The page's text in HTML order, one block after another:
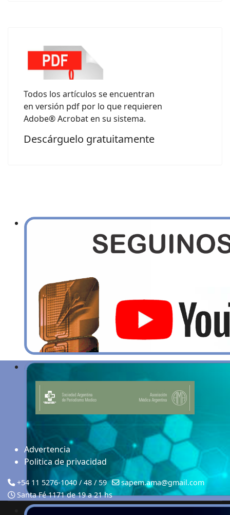
Todos los artículos se encuentran
en versión pdf por lo que requieren
Adobe® Acrobat en su sistema.
Descárguelo gratuitamente
Advertencia
Politica de privacidad
+54 11 5276-1040 / 48 / 59
sapem.ama@gmail.com
Santa Fé 1171 de 19 a 21 hs